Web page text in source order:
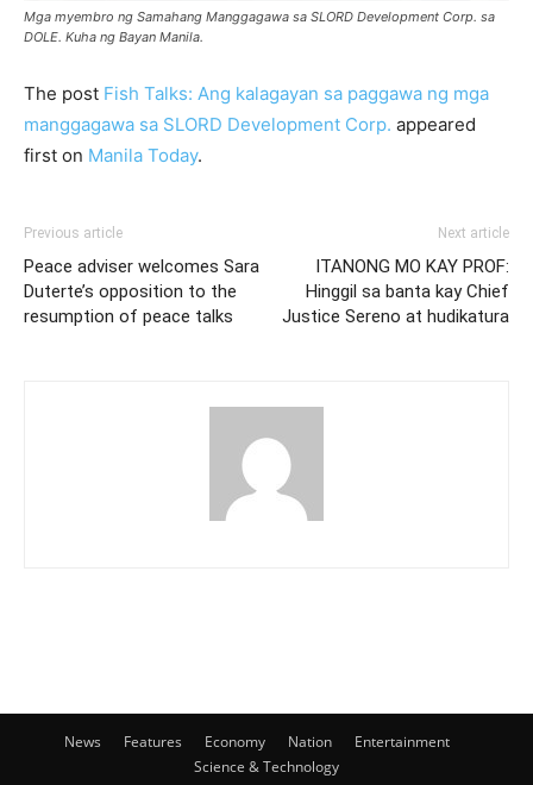
Mga myembro ng Samahang Manggagawa sa SLORD Development Corp. sa
DOLE. Kuha ng Bayan Manila.
The post Fish Talks: Ang kalagayan sa paggawa ng mga
manggagawa sa SLORD Development Corp. appeared
first on Manila Today.
Previous article
Peace adviser welcomes Sara
Duterte’s opposition to the
resumption of peace talks
Next article
ITANONG MO KAY PROF:
Hinggil sa banta kay Chief
Justice Sereno at hudikatura
News Features Economy Nation
Entertainment
Science & Technology